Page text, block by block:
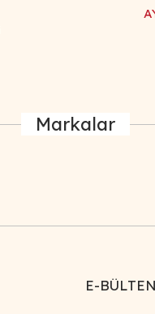
Markalar
E-